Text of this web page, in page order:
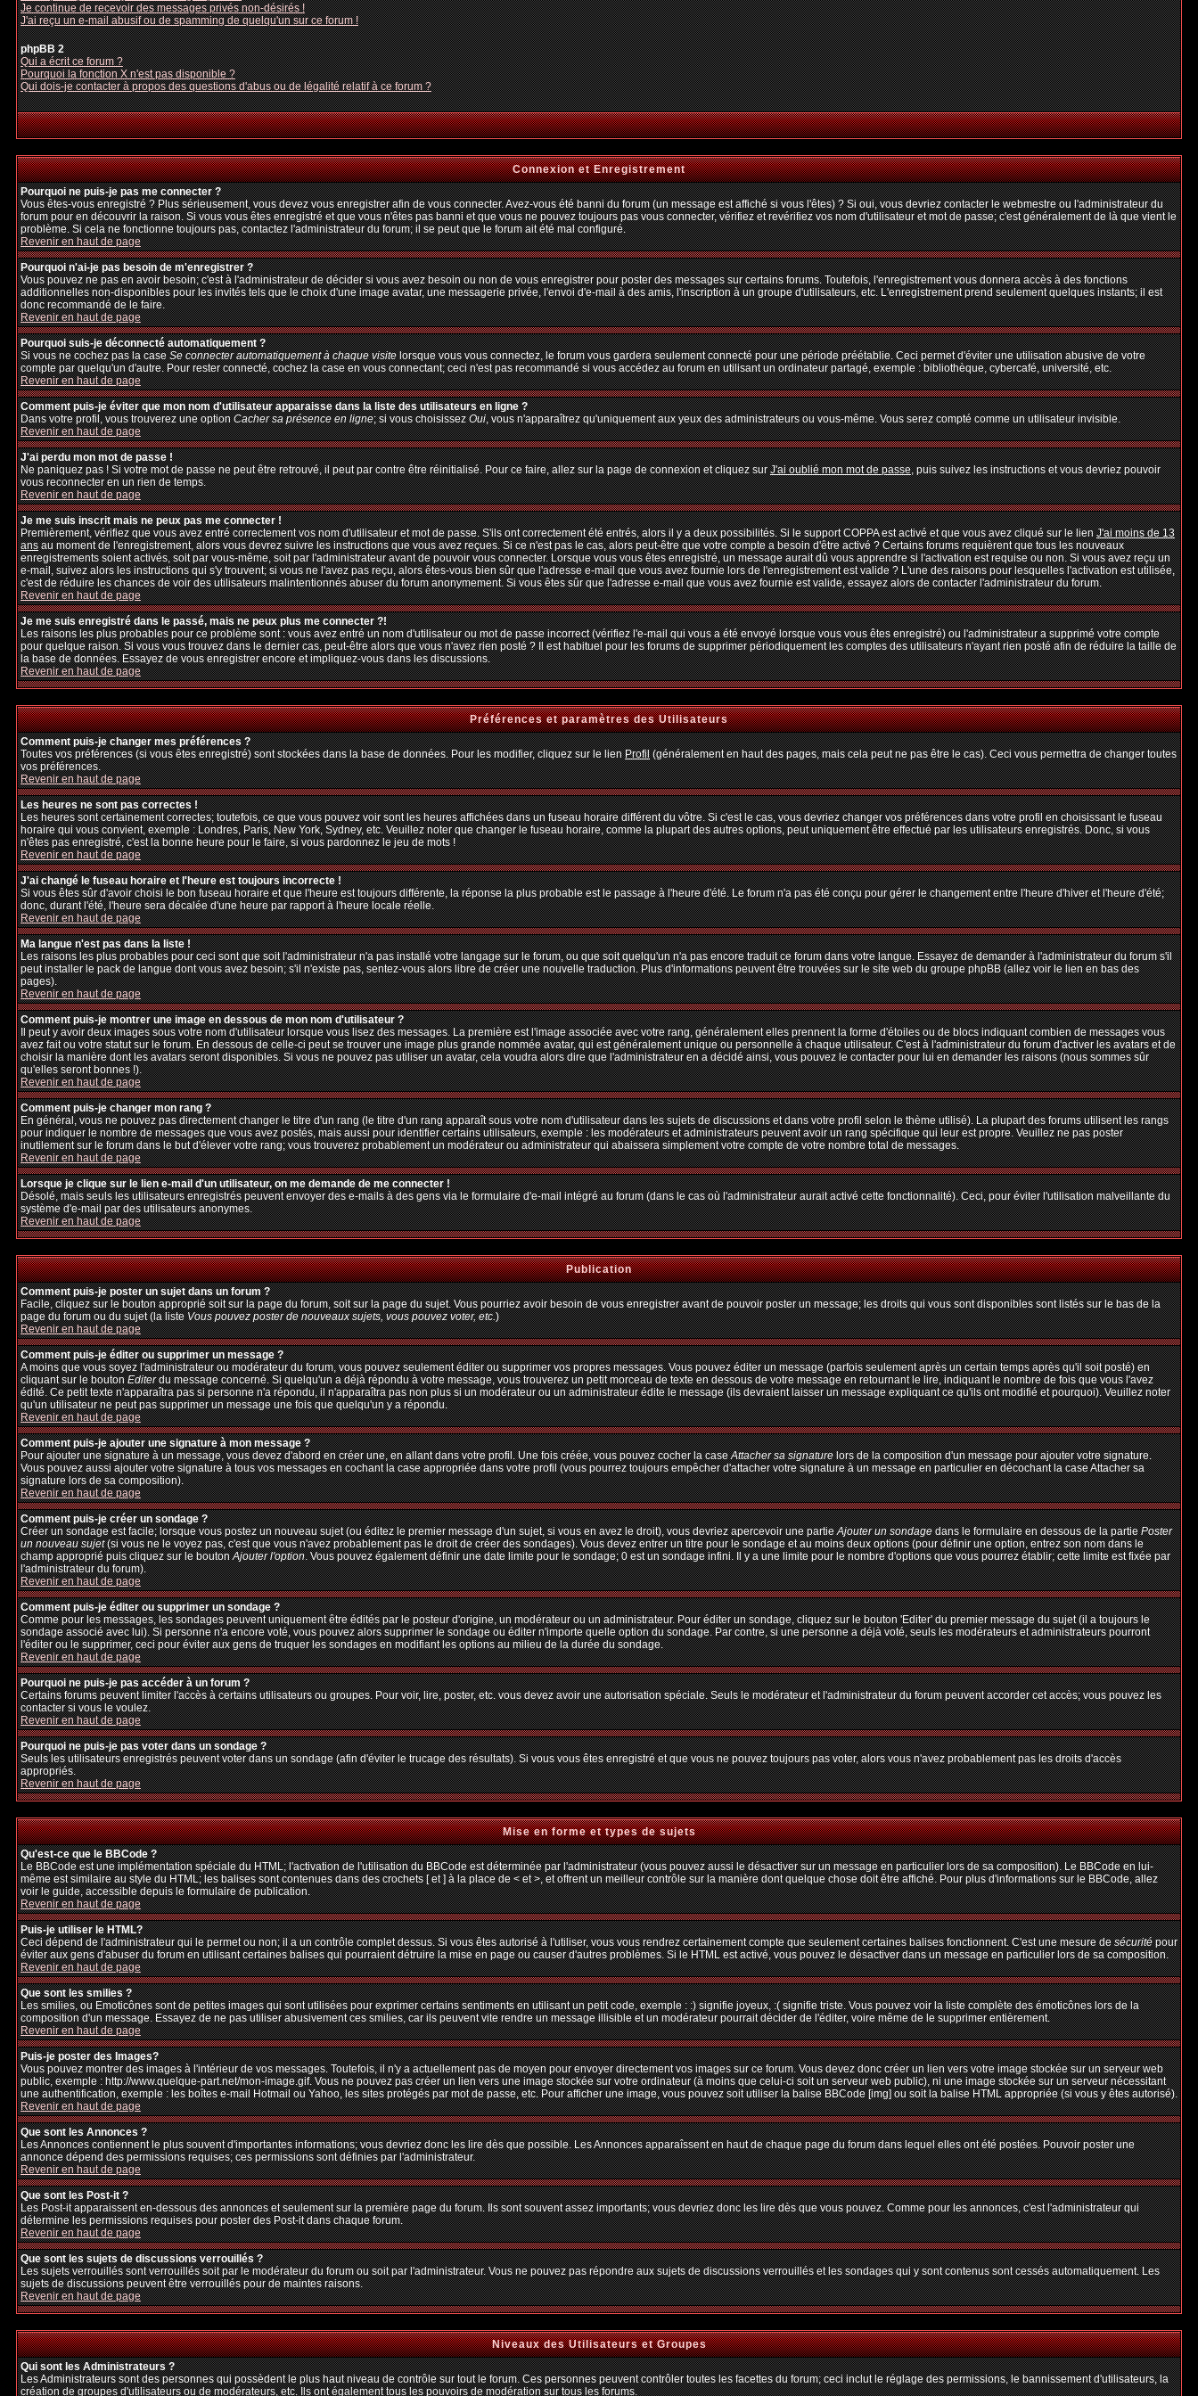
Je continue de recevoir des messages privés non-désirés !
J'ai reçu un e-mail abusif ou de spamming de quelqu'un sur ce forum !
phpBB 2
Qui a écrit ce forum ?
Pourquoi la fonction X n'est pas disponible ?
Qui dois-je contacter à propos des questions d'abus ou de légalité relatif à ce forum ?
Connexion et Enregistrement
Pourquoi ne puis-je pas me connecter ?
Vous êtes-vous enregistré ? Plus sérieusement, vous devez vous enregistrer afin de vous connecter. Avez-vous été banni du forum (un message est affiché si vous l'êtes) ? Si oui, vous devriez contacter le webmestre ou l'administrateur du
forum pour en découvrir la raison. Si vous vous êtes enregistré et que vous n'êtes pas banni et que vous ne pouvez toujours pas vous connecter, vérifiez et revérifiez vos nom d'utilisateur et mot de passe; c'est généralement de là que vient le
problème. Si cela ne fonctionne toujours pas, contactez l'administrateur du forum; il se peut que le forum ait été mal configuré.
Revenir en haut de page
Pourquoi n'ai-je pas besoin de m'enregistrer ?
Vous pouvez ne pas en avoir besoin; c'est à l'administrateur de décider si vous avez besoin ou non de vous enregistrer pour poster des messages sur certains forums. Toutefois, l'enregistrement vous donnera accès à des fonctions
additionnelles non-disponibles pour les invités tels que le choix d'une image avatar, une messagerie privée, l'envoi d'e-mail à des amis, l'inscription à un groupe d'utilisateurs, etc. L'enregistrement prend seulement quelques instants; il est
donc recommandé de le faire.
Revenir en haut de page
Pourquoi suis-je déconnecté automatiquement ?
Si vous ne cochez pas la caseSe connecter automatiquement à chaque visitelorsque vous vous connectez, le forum vous gardera seulement connecté pour une période préétablie. Ceci permet d'éviter une utilisation abusive de votre
compte par quelqu'un d'autre. Pour rester connecté, cochez la case en vous connectant; ceci n'est pas recommandé si vous accédez au forum en utilisant un ordinateur partagé, exemple : bibliothèque, cybercafé, université, etc.
Revenir en haut de page
Comment puis-je éviter que mon nom d'utilisateur apparaisse dans la liste des utilisateurs en ligne ?
Dans votre profil, vous trouverez une optionCacher sa présence en ligne; si vous choisissezOui, vous n'apparaîtrez qu'uniquement aux yeux des administrateurs ou vous-même. Vous serez compté comme un utilisateur invisible.
Revenir en haut de page
J'ai perdu mon mot de passe !
Ne paniquez pas ! Si votre mot de passe ne peut être retrouvé, il peut par contre être réinitialisé. Pour ce faire, allez sur la page de connexion et cliquez surJ'ai oublié mon mot de passe, puis suivez les instructions et vous devriez pouvoir
vous reconnecter en un rien de temps.
Revenir en haut de page
Je me suis inscrit mais ne peux pas me connecter !
Premièrement, vérifiez que vous avez entré correctement vos nom d'utilisateur et mot de passe. S'ils ont correctement été entrés, alors il y a deux possibilités. Si le support COPPA est activé et que vous avez cliqué sur le lienJ'ai moins de 13
ansau moment de l'enregistrement, alors vous devrez suivre les instructions que vous avez reçues. Si ce n'est pas le cas, alors peut-être que votre compte a besoin d'être activé ? Certains forums requièrent que tous les nouveaux
enregistrements soient activés, soit par vous-même, soit par l'administrateur avant de pouvoir vous connecter. Lorsque vous vous êtes enregistré, un message aurait dû vous apprendre si l'activation est requise ou non. Si vous avez reçu un
e-mail, suivez alors les instructions qui s'y trouvent; si vous ne l'avez pas reçu, alors êtes-vous bien sûr que l'adresse e-mail que vous avez fournie lors de l'enregistrement est valide ? L'une des raisons pour lesquelles l'activation est utilisée,
c'est de réduire les chances de voir des utilisateurs malintentionnés abuser du forum anonymement. Si vous êtes sûr que l'adresse e-mail que vous avez fournie est valide, essayez alors de contacter l'administrateur du forum.
Revenir en haut de page
Je me suis enregistré dans le passé, mais ne peux plus me connecter ?!
Les raisons les plus probables pour ce problème sont : vous avez entré un nom d'utilisateur ou mot de passe incorrect (vérifiez l'e-mail qui vous a été envoyé lorsque vous vous êtes enregistré) ou l'administrateur a supprimé votre compte
pour quelque raison. Si vous vous trouvez dans le dernier cas, peut-être alors que vous n'avez rien posté ? Il est habituel pour les forums de supprimer périodiquement les comptes des utilisateurs n'ayant rien posté afin de réduire la taille de
la base de données. Essayez de vous enregistrer encore et impliquez-vous dans les discussions.
Revenir en haut de page
Préférences et paramètres des Utilisateurs
Comment puis-je changer mes préférences ?
Toutes vos préférences (si vous êtes enregistré) sont stockées dans la base de données. Pour les modifier, cliquez sur le lienProfil(généralement en haut des pages, mais cela peut ne pas être le cas). Ceci vous permettra de changer toutes
vos préférences.
Revenir en haut de page
Les heures ne sont pas correctes !
Les heures sont certainement correctes; toutefois, ce que vous pouvez voir sont les heures affichées dans un fuseau horaire différent du vôtre. Si c'est le cas, vous devriez changer vos préférences dans votre profil en choisissant le fuseau
horaire qui vous convient, exemple : Londres, Paris, New York, Sydney, etc. Veuillez noter que changer le fuseau horaire, comme la plupart des autres options, peut uniquement être effectué par les utilisateurs enregistrés. Donc, si vous
n'êtes pas enregistré, c'est la bonne heure pour le faire, si vous pardonnez le jeu de mots !
Revenir en haut de page
J'ai changé le fuseau horaire et l'heure est toujours incorrecte !
Si vous êtes sûr d'avoir choisi le bon fuseau horaire et que l'heure est toujours différente, la réponse la plus probable est le passage à l'heure d'été. Le forum n'a pas été conçu pour gérer le changement entre l'heure d'hiver et l'heure d'été;
donc, durant l'été, l'heure sera décalée d'une heure par rapport à l'heure locale réelle.
Revenir en haut de page
Ma langue n'est pas dans la liste !
Les raisons les plus probables pour ceci sont que soit l'administrateur n'a pas installé votre langage sur le forum, ou que soit quelqu'un n'a pas encore traduit ce forum dans votre langue. Essayez de demander à l'administrateur du forum s'il
peut installer le pack de langue dont vous avez besoin; s'il n'existe pas, sentez-vous alors libre de créer une nouvelle traduction. Plus d'informations peuvent être trouvées sur le site web du groupe phpBB (allez voir le lien en bas des
pages).
Revenir en haut de page
Comment puis-je montrer une image en dessous de mon nom d'utilisateur ?
Il peut y avoir deux images sous votre nom d'utilisateur lorsque vous lisez des messages. La première est l'image associée avec votre rang, généralement elles prennent la forme d'étoiles ou de blocs indiquant combien de messages vous
avez fait ou votre statut sur le forum. En dessous de celle-ci peut se trouver une image plus grande nommée avatar, qui est généralement unique ou personnelle à chaque utilisateur. C'est à l'administrateur du forum d'activer les avatars et de
choisir la manière dont les avatars seront disponibles. Si vous ne pouvez pas utiliser un avatar, cela voudra alors dire que l'administrateur en a décidé ainsi, vous pouvez le contacter pour lui en demander les raisons (nous sommes sûr
qu'elles seront bonnes !).
Revenir en haut de page
Comment puis-je changer mon rang ?
En général, vous ne pouvez pas directement changer le titre d'un rang (le titre d'un rang apparaît sous votre nom d'utilisateur dans les sujets de discussions et dans votre profil selon le thème utilisé). La plupart des forums utilisent les rangs
pour indiquer le nombre de messages que vous avez postés, mais aussi pour identifier certains utilisateurs, exemple : les modérateurs et administrateurs peuvent avoir un rang spécifique qui leur est propre. Veuillez ne pas poster
inutilement sur le forum dans le but d'élever votre rang; vous trouverez probablement un modérateur ou administrateur qui abaissera simplement votre compte de votre nombre total de messages.
Revenir en haut de page
Lorsque je clique sur le lien e-mail d'un utilisateur, on me demande de me connecter !
Désolé, mais seuls les utilisateurs enregistrés peuvent envoyer des e-mails à des gens via le formulaire d'e-mail intégré au forum (dans le cas où l'administrateur aurait activé cette fonctionnalité). Ceci, pour éviter l'utilisation malveillante du
système d'e-mail par des utilisateurs anonymes.
Revenir en haut de page
Publication
Comment puis-je poster un sujet dans un forum ?
Facile, cliquez sur le bouton approprié soit sur la page du forum, soit sur la page du sujet. Vous pourriez avoir besoin de vous enregistrer avant de pouvoir poster un message; les droits qui vous sont disponibles sont listés sur le bas de la
page du forum ou du sujet (la listeVous pouvez poster de nouveaux sujets, vous pouvez voter, etc.)
Revenir en haut de page
Comment puis-je éditer ou supprimer un message ?
A moins que vous soyez l'administrateur ou modérateur du forum, vous pouvez seulement éditer ou supprimer vos propres messages. Vous pouvez éditer un message (parfois seulement après un certain temps après qu'il soit posté) en
cliquant sur le boutonEditerdu message concerné. Si quelqu'un a déjà répondu à votre message, vous trouverez un petit morceau de texte en dessous de votre message en retournant le lire, indiquant le nombre de fois que vous l'avez
édité. Ce petit texte n'apparaîtra pas si personne n'a répondu, il n'apparaîtra pas non plus si un modérateur ou un administrateur édite le message (ils devraient laisser un message expliquant ce qu'ils ont modifié et pourquoi). Veuillez noter
qu'un utilisateur ne peut pas supprimer un message une fois que quelqu'un y a répondu.
Revenir en haut de page
Comment puis-je ajouter une signature à mon message ?
Pour ajouter une signature à un message, vous devez d'abord en créer une, en allant dans votre profil. Une fois créée, vous pouvez cocher la caseAttacher sa signaturelors de la composition d'un message pour ajouter votre signature.
Vous pouvez aussi ajouter votre signature à tous vos messages en cochant la case appropriée dans votre profil (vous pourrez toujours empêcher d'attacher votre signature à un message en particulier en décochant la case Attacher sa
signature lors de sa composition).
Revenir en haut de page
Comment puis-je créer un sondage ?
Créer un sondage est facile; lorsque vous postez un nouveau sujet (ou éditez le premier message d'un sujet, si vous en avez le droit), vous devriez apercevoir une partieAjouter un sondagedans le formulaire en dessous de la partiePoster
un nouveau sujet(si vous ne le voyez pas, c'est que vous n'avez probablement pas le droit de créer des sondages). Vous devez entrer un titre pour le sondage et au moins deux options (pour définir une option, entrez son nom dans le
champ approprié puis cliquez sur le boutonAjouter l'option. Vous pouvez également définir une date limite pour le sondage; 0 est un sondage infini. Il y a une limite pour le nombre d'options que vous pourrez établir; cette limite est fixée par
l'administrateur du forum).
Revenir en haut de page
Comment puis-je éditer ou supprimer un sondage ?
Comme pour les messages, les sondages peuvent uniquement être édités par le posteur d'origine, un modérateur ou un administrateur. Pour éditer un sondage, cliquez sur le bouton 'Editer' du premier message du sujet (il a toujours le
sondage associé avec lui). Si personne n'a encore voté, vous pouvez alors supprimer le sondage ou éditer n'importe quelle option du sondage. Par contre, si une personne a déjà voté, seuls les modérateurs et administrateurs pourront
l'éditer ou le supprimer, ceci pour éviter aux gens de truquer les sondages en modifiant les options au milieu de la durée du sondage.
Revenir en haut de page
Pourquoi ne puis-je pas accéder à un forum ?
Certains forums peuvent limiter l'accès à certains utilisateurs ou groupes. Pour voir, lire, poster, etc. vous devez avoir une autorisation spéciale. Seuls le modérateur et l'administrateur du forum peuvent accorder cet accès; vous pouvez les
contacter si vous le voulez.
Revenir en haut de page
Pourquoi ne puis-je pas voter dans un sondage ?
Seuls les utilisateurs enregistrés peuvent voter dans un sondage (afin d'éviter le trucage des résultats). Si vous vous êtes enregistré et que vous ne pouvez toujours pas voter, alors vous n'avez probablement pas les droits d'accès
appropriés.
Revenir en haut de page
Mise en forme et types de sujets
Qu'est-ce que le BBCode ?
Le BBCode est une implémentation spéciale du HTML; l'activation de l'utilisation du BBCode est déterminée par l'administrateur (vous pouvez aussi le désactiver sur un message en particulier lors de sa composition). Le BBCode en lui-
même est similaire au style du HTML; les balises sont contenues dans des crochets [ et ] à la place de < et >, et offrent un meilleur contrôle sur la manière dont quelque chose doit être affiché. Pour plus d'informations sur le BBCode, allez
voir le guide, accessible depuis le formulaire de publication.
Revenir en haut de page
Puis-je utiliser le HTML?
Ceci dépend de l'administrateur qui le permet ou non; il a un contrôle complet dessus. Si vous êtes autorisé à l'utiliser, vous vous rendrez certainement compte que seulement certaines balises fonctionnent. C'est une mesure desécuritépour
éviter aux gens d'abuser du forum en utilisant certaines balises qui pourraient détruire la mise en page ou causer d'autres problèmes. Si le HTML est activé, vous pouvez le désactiver dans un message en particulier lors de sa composition.
Revenir en haut de page
Que sont les smilies ?
Les smilies, ou Emoticônes sont de petites images qui sont utilisées pour exprimer certains sentiments en utilisant un petit code, exemple : :) signifie joyeux, :( signifie triste. Vous pouvez voir la liste complète des émoticônes lors de la
composition d'un message. Essayez de ne pas utiliser abusivement ces smilies, car ils peuvent vite rendre un message illisible et un modérateur pourrait décider de l'éditer, voire même de le supprimer entièrement.
Revenir en haut de page
Puis-je poster des Images?
Vous pouvez montrer des images à l'intérieur de vos messages. Toutefois, il n'y a actuellement pas de moyen pour envoyer directement vos images sur ce forum. Vous devez donc créer un lien vers votre image stockée sur un serveur web
public, exemple : http://www.quelque-part.net/mon-image.gif. Vous ne pouvez pas créer un lien vers une image stockée sur votre ordinateur (à moins que celui-ci soit un serveur web public), ni une image stockée sur un serveur nécessitant
une authentification, exemple : les boîtes e-mail Hotmail ou Yahoo, les sites protégés par mot de passe, etc. Pour afficher une image, vous pouvez soit utiliser la balise BBCode [img] ou soit la balise HTML appropriée (si vous y êtes autorisé).
Revenir en haut de page
Que sont les Annonces ?
Les Annonces contiennent le plus souvent d'importantes informations; vous devriez donc les lire dès que possible. Les Annonces apparaîssent en haut de chaque page du forum dans lequel elles ont été postées. Pouvoir poster une
annonce dépend des permissions requises; ces permissions sont définies par l'administrateur.
Revenir en haut de page
Que sont les Post-it ?
Les Post-it apparaissent en-dessous des annonces et seulement sur la première page du forum. Ils sont souvent assez importants; vous devriez donc les lire dès que vous pouvez. Comme pour les annonces, c'est l'administrateur qui
détermine les permissions requises pour poster des Post-it dans chaque forum.
Revenir en haut de page
Que sont les sujets de discussions verrouillés ?
Les sujets verrouillés sont verrouillés soit par le modérateur du forum ou soit par l'administrateur. Vous ne pouvez pas répondre aux sujets de discussions verrouillés et les sondages qui y sont contenus sont cessés automatiquement. Les
sujets de discussions peuvent être verrouillés pour de maintes raisons.
Revenir en haut de page
Niveaux des Utilisateurs et Groupes
Qui sont les Administrateurs ?
Les Administrateurs sont des personnes qui possèdent le plus haut niveau de contrôle sur tout le forum. Ces personnes peuvent contrôler toutes les facettes du forum; ceci inclut le réglage des permissions, le bannissement d'utilisateurs, la
création de groupes d'utilisateurs ou de modérateurs, etc. Ils ont également tous les pouvoirs de modération sur tous les forums.